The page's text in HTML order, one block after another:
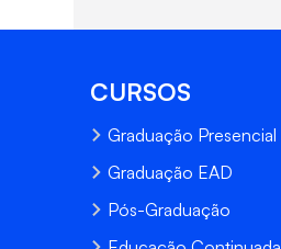
CURSOS
Graduação Presencial
Graduação EAD
Pós-Graduação